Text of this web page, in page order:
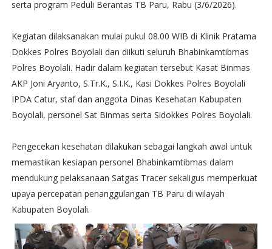
serta program Peduli Berantas TB Paru, Rabu (3/6/2026).
Kegiatan dilaksanakan mulai pukul 08.00 WIB di Klinik Pratama
Dokkes Polres Boyolali dan diikuti seluruh Bhabinkamtibmas
Polres Boyolali. Hadir dalam kegiatan tersebut Kasat Binmas
AKP Joni Aryanto, S.Tr.K., S.I.K., Kasi Dokkes Polres Boyolali
IPDA Catur, staf dan anggota Dinas Kesehatan Kabupaten
Boyolali, personel Sat Binmas serta Sidokkes Polres Boyolali.
Pengecekan kesehatan dilakukan sebagai langkah awal untuk
memastikan kesiapan personel Bhabinkamtibmas dalam
mendukung pelaksanaan Satgas Tracer sekaligus memperkuat
upaya percepatan penanggulangan TB Paru di wilayah
Kabupaten Boyolali.